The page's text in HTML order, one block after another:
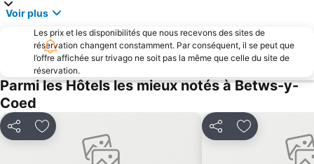
Voir plus
Les prix et les disponibilités que nous recevons des sites de
réservation changent constamment. Par conséquent, il se peut que
l’offre affichée sur trivago ne soit pas la même que celle du site de
réservation.
Parmi les Hôtels les mieux notés à Betws-y-
Coed
PartagerAjouter à mes favoris PartagerAjouter à